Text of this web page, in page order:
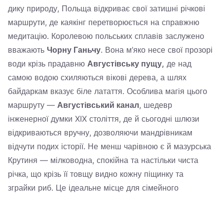
дику природу, Польща відкриває свої затишні річкові
маршрути, де каякінг перетворюється на справжню
медитацію. Королевою польських сплавів заслужено
вважають Чорну Ганьчу. Вона м’яко несе свої прозорі
води крізь прадавню Августівську пущу, де над
самою водою схиляються вікові дерева, а шлях
байдаркам вказує біле латаття. Особлива магія цього
маршруту — Августівський канал, шедевр
інженерної думки XIX століття, де й сьогодні шлюзи
відкриваються вручну, дозволяючи мандрівникам
відчути подих історії. Не менш чарівною є й мазурська
Крутиня — мілководна, спокійна та настільки чиста
річка, що крізь її товщу видно кожну піщинку та
зграйки риб. Це ідеальне місце для сімейного